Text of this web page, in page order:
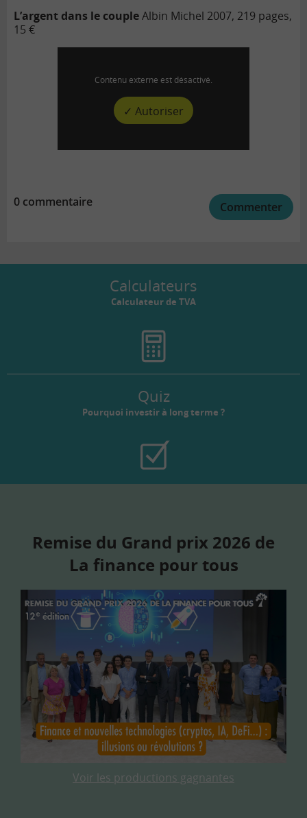
L’argent dans le coupleAlbin Michel 2007, 219 pages,
15 €
Contenu externe est désactivé.
✓ Autoriser
0 commentaire Commenter
Calculateurs
Calculateur de TVA
Quiz
Pourquoi investir à long terme ?
Remise du Grand prix 2026 de
La finance pour tous
Voir les productions gagnantes